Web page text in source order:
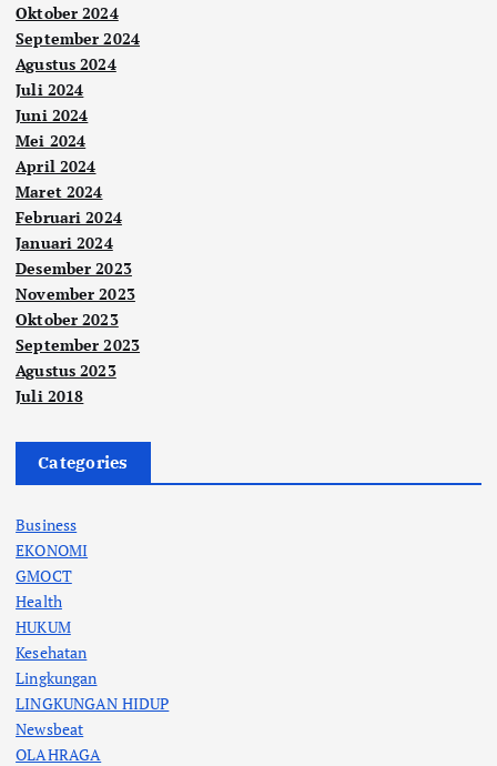
Oktober 2024
September 2024
Agustus 2024
Juli 2024
Juni 2024
Mei 2024
April 2024
Maret 2024
Februari 2024
Januari 2024
Desember 2023
November 2023
Oktober 2023
September 2023
Agustus 2023
Juli 2018
Categories
Business
EKONOMI
GMOCT
Health
HUKUM
Kesehatan
Lingkungan
LINGKUNGAN HIDUP
Newsbeat
OLAHRAGA